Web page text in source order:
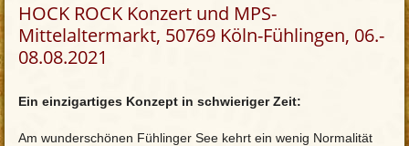
HOCK ROCK Konzert und MPS-
Mittelaltermarkt, 50769 Köln-Fühlingen, 06.-
08.08.2021
Ein einzigartiges Konzept in schwieriger Zeit:
Am wunderschönen Fühlinger See kehrt ein wenig Normalität